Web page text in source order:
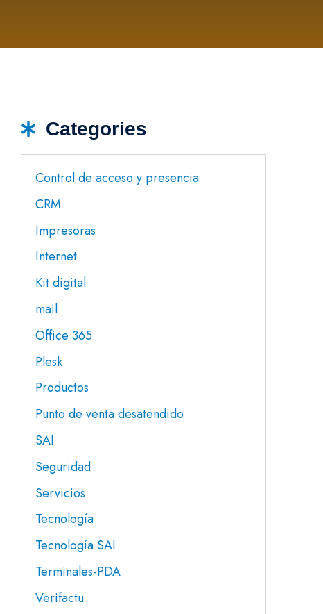
Categories
Control de acceso y presencia
CRM
Impresoras
Internet
Kit digital
mail
Office 365
Plesk
Productos
Punto de venta desatendido
SAI
Seguridad
Servicios
Tecnología
Tecnología SAI
Terminales-PDA
Verifactu